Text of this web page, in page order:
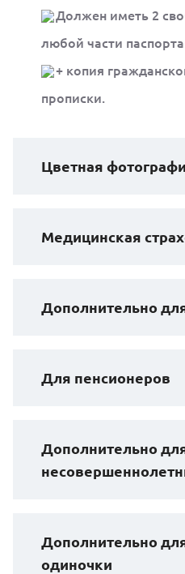
Должен иметь 2
любой части
+ копия
прописки.
Цветная
Медицинская
Дополнительно
Для пенсионеров
Дополнительно
Дополнительно
одиночки